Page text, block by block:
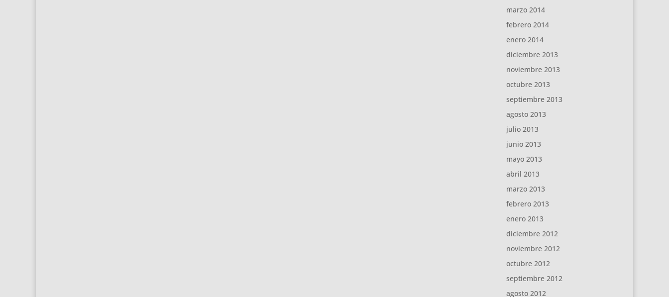
marzo 2014
febrero 2014
enero 2014
diciembre 2013
noviembre 2013
octubre 2013
septiembre 2013
agosto 2013
julio 2013
junio 2013
mayo 2013
abril 2013
marzo 2013
febrero 2013
enero 2013
diciembre 2012
noviembre 2012
octubre 2012
septiembre 2012
agosto 2012